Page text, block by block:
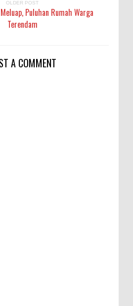
OLDER POST
Puluhan Rumah Warga
Terendam
A COMMENT